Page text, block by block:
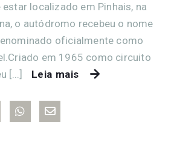
localizado em Pinhais, na
o autódromo recebeu o nome
oficialmente como
em 1965 como circuito
[...]
Leia mais